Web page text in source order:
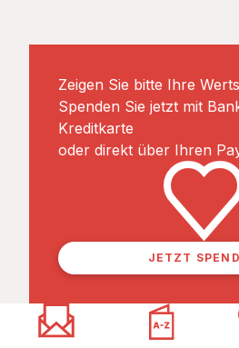
Zeigen Sie bitte Ihre
Spenden Sie jetzt mit
Kreditkarte
oder direkt über Ihren
JETZT